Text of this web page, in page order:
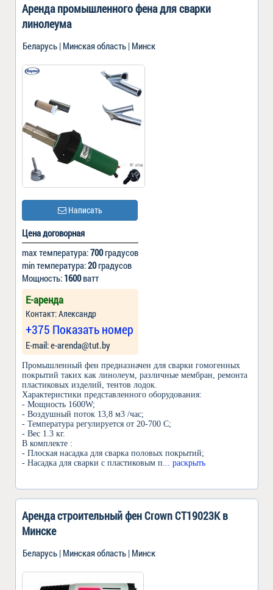
Аренда промышленного фена для сварки
линолеума
Беларусь | Минская область | Минск
Написать
Цена договорная
max температура:700градусов
min температура:20градусов
Мощность: 1600ватт
Е-аренда
Контакт: Александр
+375 Показать номер
Е-mail: e-arenda@tut.by
Промышленный фен предназначен для сварки гомогенных
покрытий таких как линолеум, различные мембран, ремонта
пластиковых изделий, тентов лодок.
Характеристики представленного оборудования:
- Мощность 1600W;
- Воздушный поток 13,8 м3 /час;
- Температура регулируется от 20-700 C;
- Вес 1.3 кг.
В комплекте :
- Плоская насадка для сварка половых покрытий;
- Насадка для сварки с пластиковым п ... раскрыть
Аренда строительный фен Crown CT19023K в
Минске
Беларусь | Минская область | Минск